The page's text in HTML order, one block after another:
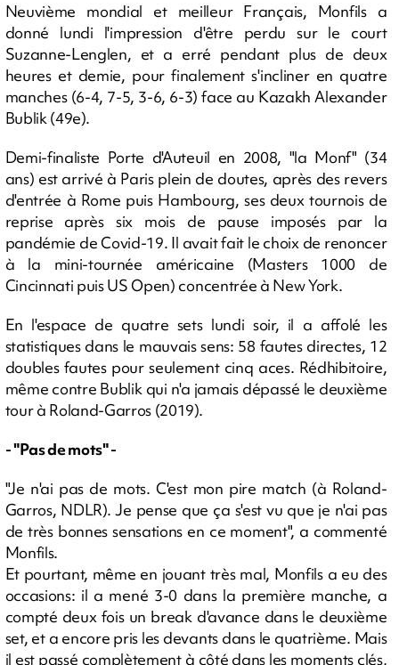
Neuvième mondial et meilleur Français, Monfils a
donné lundi l'impression d'être perdu sur le court
Suzanne-Lenglen, et a erré pendant plus de deux
heures et demie, pour finalement s'incliner en quatre
manches (6-4, 7-5, 3-6, 6-3) face au Kazakh Alexander
Bublik (49e).
Demi-finaliste Porte d'Auteuil en 2008, "la Monf" (34
ans) est arrivé à Paris plein de doutes, après des revers
d'entrée à Rome puis Hambourg, ses deux tournois de
reprise après six mois de pause imposés par la
pandémie de Covid-19. Il avait fait le choix de renoncer
à la mini-tournée américaine (Masters 1000 de
Cincinnati puis US Open) concentrée à New York.
En l'espace de quatre sets lundi soir, il a affolé les
statistiques dans le mauvais sens: 58 fautes directes, 12
doubles fautes pour seulement cinq aces. Rédhibitoire,
même contre Bublik qui n'a jamais dépassé le deuxième
tour à Roland-Garros (2019).
- "Pas de mots" -
"Je n'ai pas de mots. C'est mon pire match (à Roland-
Garros, NDLR). Je pense que ça s'est vu que je n'ai pas
de très bonnes sensations en ce moment", a commenté
Monfils.
Et pourtant, même en jouant très mal, Monfils a eu des
occasions: il a mené 3-0 dans la première manche, a
compté deux fois un break d'avance dans le deuxième
set, et a encore pris les devants dans le quatrième. Mais
il est passé complètement à côté dans les moments clés,